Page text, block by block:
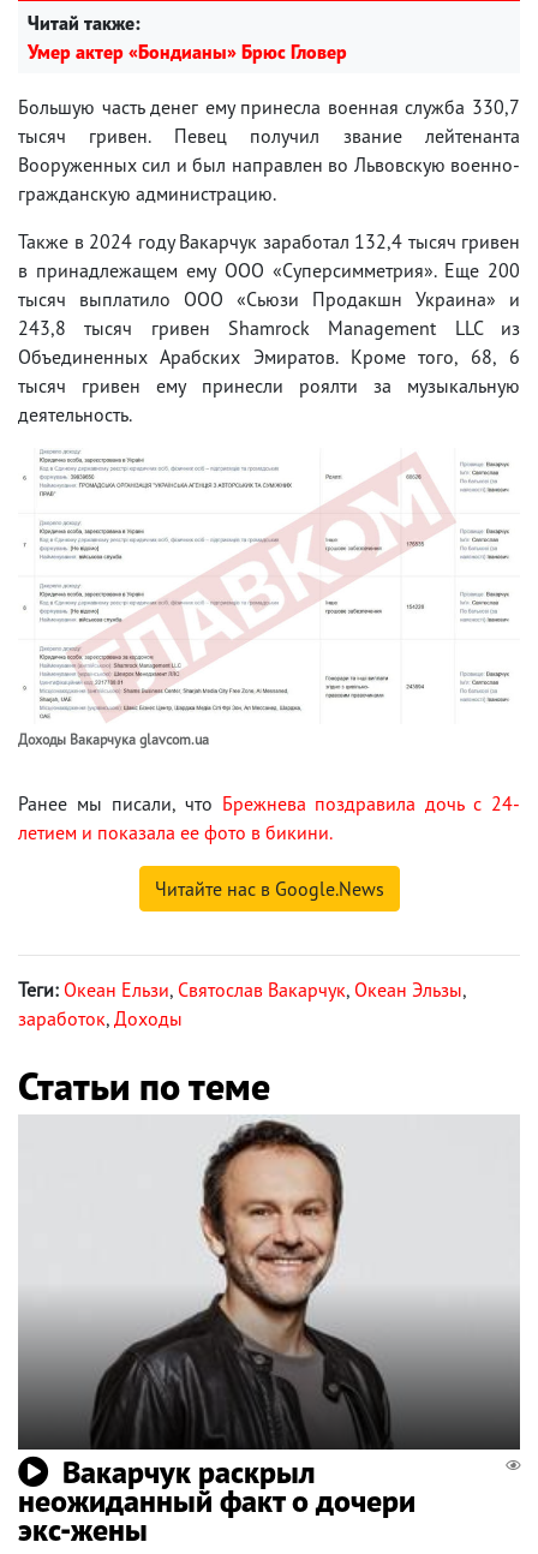
Читай также:
Умер актер «Бондианы» Брюс Гловер
Большую часть денег ему принесла военная служба 330,7
тысяч гривен. Певец получил звание лейтенанта
Вооруженных сил и был направлен во Львовскую военно-
гражданскую администрацию.
Также в 2024 году Вакарчук заработал 132,4 тысяч гривен
в принадлежащем ему ООО «Суперсимметрия». Еще 200
тысяч выплатило ООО «Сьюзи Продакшн Украина» и
243,8 тысяч гривен Shamrock Management LLC из
Объединенных Арабских Эмиратов. Кроме того, 68, 6
тысяч гривен ему принесли роялти за музыкальную
деятельность.
Доходы Вакарчука glavcom.ua
Ранее мы писали, что Брежнева поздравила дочь с 24-
летием и показала ее фото в бикини.
Читайте нас в Google.News
Теги: Океан Ельзи, Святослав Вакарчук, Океан Эльзы,
заработок, Доходы
Статьи по теме
Вакарчук раскрыл
неожиданный факт о дочери
экс-жены